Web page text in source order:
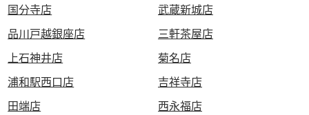
国分寺店
武蔵新城店
品川戸越銀座店
三軒茶屋店
上石神井店
菊名店
浦和駅西口店
吉祥寺店
田端店
西永福店